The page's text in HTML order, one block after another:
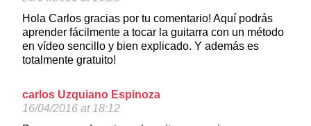
Hola Carlos gracias por tu comentario! Aquí podrás
aprender fácilmente a tocar la guitarra con un método
en vídeo sencillo y bien explicado. Y además es
totalmente gratuito!
carlos Uzquiano Espinoza
16/04/2016 at 18:12